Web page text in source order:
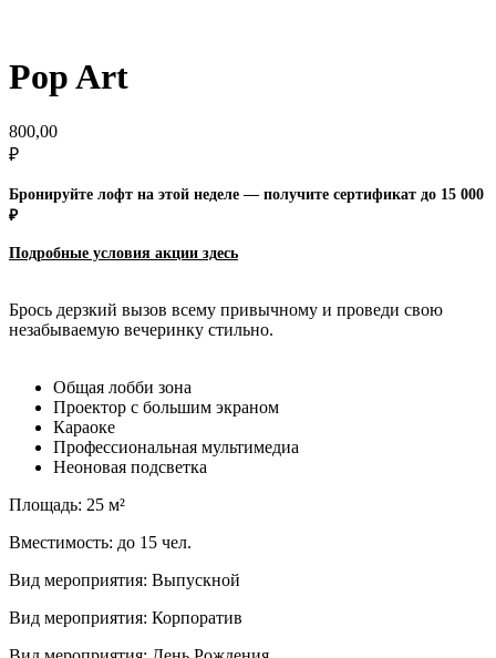
Pop Art
800,00
₽
Бронируйте лофт на этой неделе — получите сертификат до 15 000
₽
Подробные условия акции здесь
Брось дерзкий вызов всему привычному и проведи свою
незабываемую вечеринку стильно.
Общая лобби зона
Проектор с большим экраном
Караоке
Профессиональная мультимедиа
Неоновая подсветка
Площадь: 25 м²
Вместимость: до 15 чел.
Вид мероприятия: Выпускной
Вид мероприятия: Корпоратив